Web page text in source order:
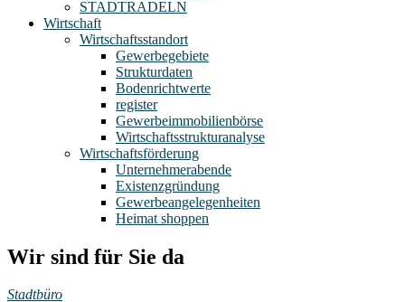
STADTRADELN
Wirtschaft
Wirtschaftsstandort
Gewerbegebiete
Strukturdaten
Bodenrichtwerte
register
Gewerbeimmobilienbörse
Wirtschaftsstrukturanalyse
Wirtschaftsförderung
Unternehmerabende
Existenzgründung
Gewerbeangelegenheiten
Heimat shoppen
Wir sind für Sie da
Stadtbüro